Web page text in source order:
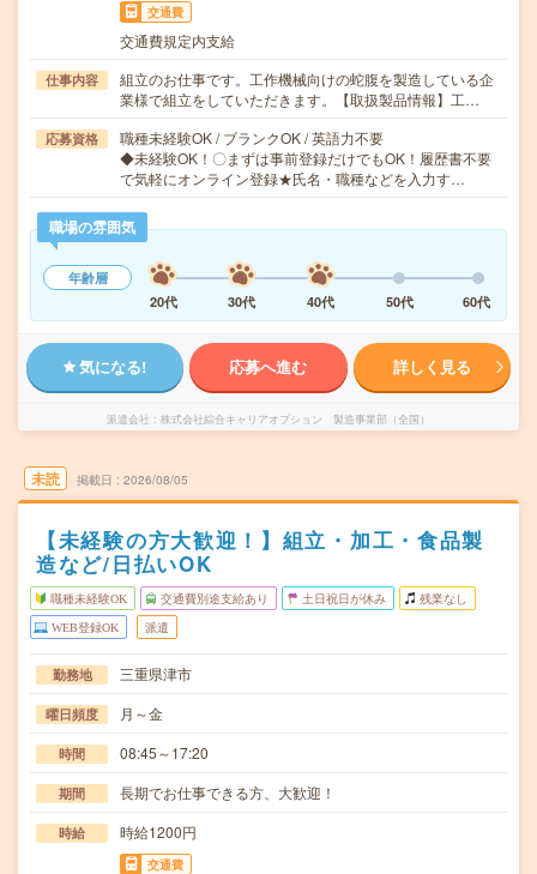
交通費
交通費規定内支給
仕事内容
組立のお仕事です。工作機械向けの蛇腹を製造している企
業様で組立をしていただきます。【取扱製品情報】工…
応募資格
職種未経験OK / ブランクOK / 英語力不要
◆未経験OK！〇まずは事前登録だけでもOK！履歴書不要
で気軽にオンライン登録★氏名・職種などを入力す…
職場の雰囲気
年齢層
20代
30代 40代 50代 60代
気になる! 応募へ進む 詳しく見る
派遣会社 株式会社綜合キャリアオプション 製造事業部（全国）
未読 掲載日 2026/08/05
【未経験の方大歓迎！】組立・加工・食品製
造など/日払いOK
職種未経験OK 交通費別途支給あり 土日祝日が休み 残業なし
WEB登録OK 派遣
勤務地 三重県津市
曜日頻度 月～金
時間 08:45～17:20
期間 長期でお仕事できる方、大歓迎！
時給 時給1200円
交通費